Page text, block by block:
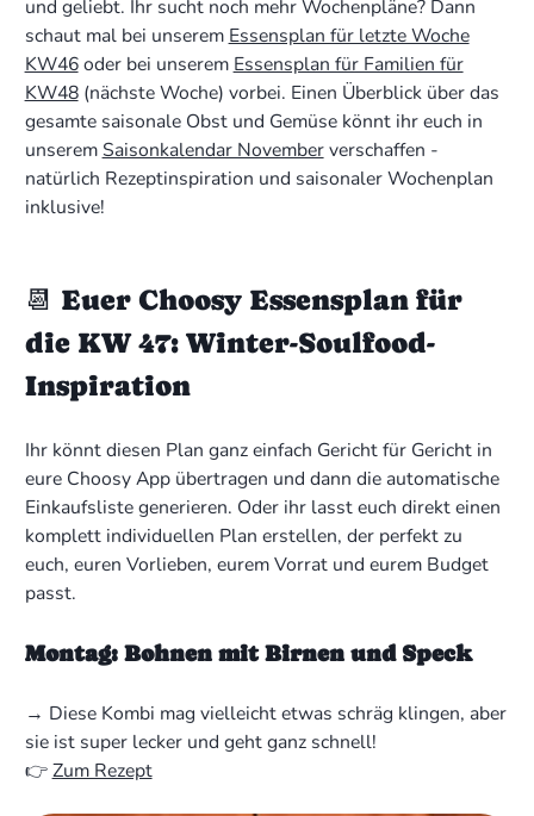
und geliebt. Ihr sucht noch mehr Wochenpläne? Dann
schaut mal bei unserem Essensplan für letzte Woche
KW46oder bei unserem Essensplan für Familien für
KW48(nächste Woche) vorbei. Einen Überblick über das
gesamte saisonale Obst und Gemüse könnt ihr euch in
unseremSaisonkalendar Novemberverschaffen -
natürlich Rezeptinspiration und saisonaler Wochenplan
inklusive!
📆 Euer Choosy Essensplan für
die KW 47: Winter-Soulfood-
Inspiration
Ihr könnt diesen Plan ganz einfach Gericht für Gericht in
eure Choosy App übertragen und dann die automatische
Einkaufsliste generieren. Oder ihr lasst euch direkt einen
komplett individuellen Plan erstellen, der perfekt zu
euch, euren Vorlieben, eurem Vorrat und eurem Budget
passt.
Montag: Bohnen mit Birnen und Speck
→ Diese Kombi mag vielleicht etwas schräg klingen, aber
sie ist super lecker und geht ganz schnell!
👉Zum Rezept